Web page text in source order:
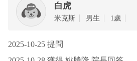
白虎
米克斯 男生 1歲
2025-10-25 提問